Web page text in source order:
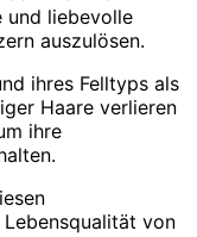
und liebevolle
auszulösen.
ihres Felltyps als
Haare verlieren
ihre
von